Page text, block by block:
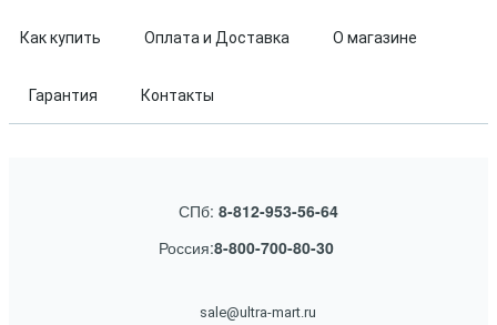
Как купить Оплата и Доставка О магазине
Гарантия Контакты
СПб: 8-812-953-56-64
Россия:8-800-700-80-30
sale@ultra-mart.ru